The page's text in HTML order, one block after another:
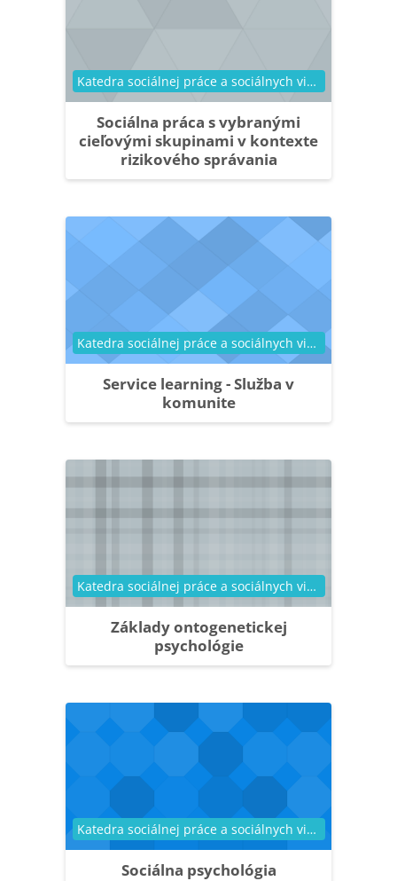
Sociálna práca s vybranými
cieľovými skupinami v kontexte
rizikového správania
Kategória kurzu Katedra sociálnej práce a sociálnych vied
Service learning - Služba v
komunite
Kategória kurzu Katedra sociálnej práce a sociálnych vied
Základy ontogenetickej
psychológie
Kategória kurzu Katedra sociálnej práce a sociálnych vied
Sociálna psychológia
Kategória kurzu Katedra sociálnej práce a sociálnych vied